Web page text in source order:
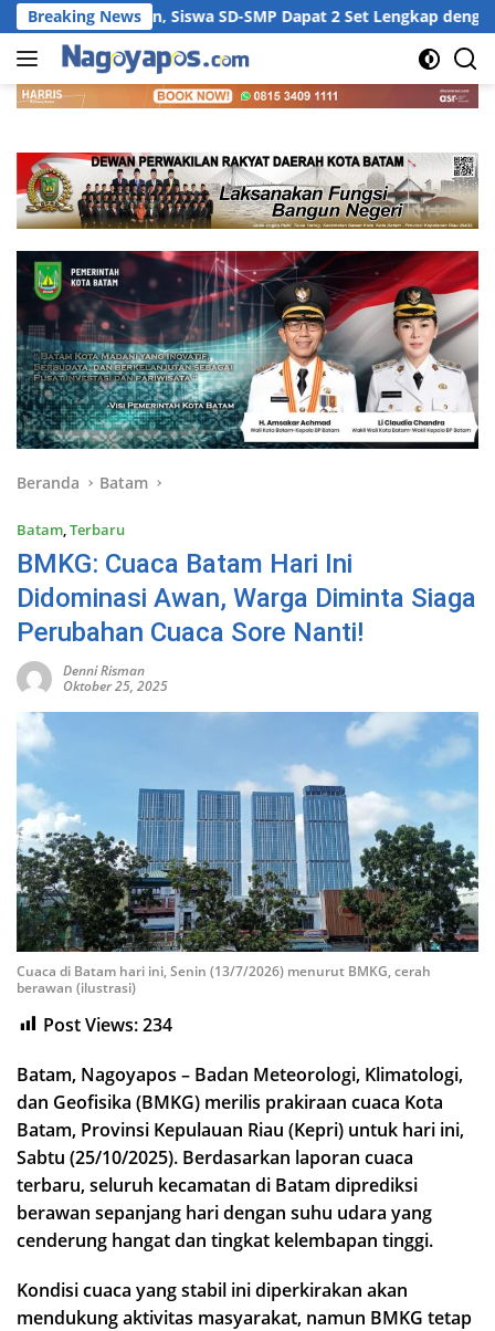
Langsung
ke
konten
Breaking News
SD-SMP Dapat 2 Set Lengkap dengan Atribut
Beranda Batam
Batam,Terbaru
BMKG: Cuaca Batam Hari Ini
Didominasi Awan, Warga Diminta Siaga
Perubahan Cuaca Sore Nanti!
Denni Risman
Oktober 25, 2025
Cuaca di Batam hari ini, Senin (13/7/2026) menurut BMKG, cerah
berawan (ilustrasi)
Post Views:234
Batam, Nagoyapos – Badan Meteorologi, Klimatologi,
dan Geofisika (BMKG) merilis prakiraan cuaca Kota
Batam, Provinsi Kepulauan Riau (Kepri) untuk hari ini,
Sabtu (25/10/2025). Berdasarkan laporan cuaca
terbaru, seluruh kecamatan di Batam diprediksi
berawan sepanjang hari dengan suhu udara yang
cenderung hangat dan tingkat kelembapan tinggi.
Kondisi cuaca yang stabil ini diperkirakan akan
mendukung aktivitas masyarakat, namun BMKG tetap